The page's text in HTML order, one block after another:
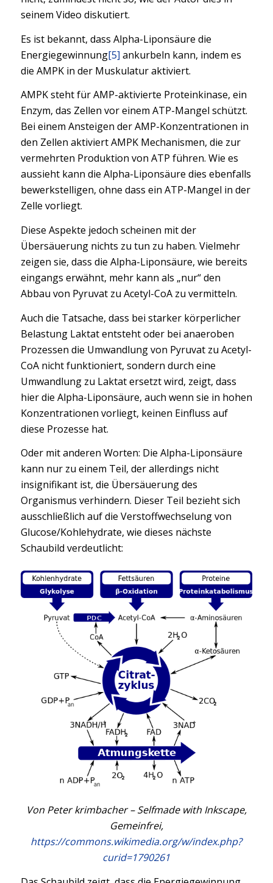
seinem Video diskutiert.
Es ist bekannt, dass Alpha-Liponsäure die
Energiegewinnung[5] ankurbeln kann, indem es
die AMPK in der Muskulatur aktiviert.
AMPK steht für AMP-aktivierte Proteinkinase, ein
Enzym, das Zellen vor einem ATP-Mangel schützt.
Bei einem Ansteigen der AMP-Konzentrationen in
den Zellen aktiviert AMPK Mechanismen, die zur
vermehrten Produktion von ATP führen. Wie es
aussieht kann die Alpha-Liponsäure dies ebenfalls
bewerkstelligen, ohne dass ein ATP-Mangel in der
Zelle vorliegt.
Diese Aspekte jedoch scheinen mit der
Übersäuerung nichts zu tun zu haben. Vielmehr
zeigen sie, dass die Alpha-Liponsäure, wie bereits
eingangs erwähnt, mehr kann als „nur“ den
Abbau von Pyruvat zu Acetyl-CoA zu vermitteln.
Auch die Tatsache, dass bei starker körperlicher
Belastung Laktat entsteht oder bei anaeroben
Prozessen die Umwandlung von Pyruvat zu Acetyl-
CoA nicht funktioniert, sondern durch eine
Umwandlung zu Laktat ersetzt wird, zeigt, dass
hier die Alpha-Liponsäure, auch wenn sie in hohen
Konzentrationen vorliegt, keinen Einfluss auf
diese Prozesse hat.
Oder mit anderen Worten: Die Alpha-Liponsäure
kann nur zu einem Teil, der allerdings nicht
insignifikant ist, die Übersäuerung des
Organismus verhindern. Dieser Teil bezieht sich
ausschließlich auf die Verstoffwechselung von
Glucose/Kohlehydrate, wie dieses nächste
Schaubild verdeutlicht:
Von Peter krimbacher – Selfmade with Inkscape,
Gemeinfrei,
https://commons.wikimedia.org/w/index.php?
curid=1790261